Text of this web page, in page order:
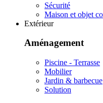
Sécurité
Maison et objet
Extérieur
Aménagement
Piscine - Terrasse
Mobilier
Jardin & barbecue
Solution